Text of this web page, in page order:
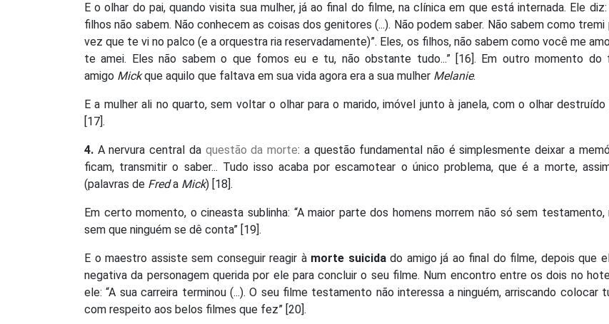
E o olhar do pai, quando visita sua mulher, já ao final do filme, na clínica em que está internada. Ele diz:
filhos não sabem. Não conhecem as coisas dos genitores (...). Não podem saber. Não sabem como tremi
vez que te vi no palco (e a orquestra ria reservadamente)”. Eles, os filhos, não sabem como você me
te amei. Eles não sabem o que fomos eu e tu, não obstante tudo...” [16]. Em outro momento do
amigo Mickque aquilo que faltava em sua vida agora era a sua mulher Melanie.
E a mulher ali no quarto, sem voltar o olhar para o marido, imóvel junto à janela, com o olhar
[17].
4. A nervura central da questão da morte: a questão fundamental não é simplesmente deixar a
ficam, transmitir o saber... Tudo isso acaba por escamotear o único problema, que é a morte,
(palavras de Freda Mick) [18].
Em certo momento, o cineasta sublinha: “A maior parte dos homens morrem não só sem testamento,
sem que ninguém se dê conta” [19].
E o maestro assiste sem conseguir reagir à morte suicidado amigo já ao final do filme, depois que
negativa da personagem querida por ele para concluir o seu filme. Num encontro entre os dois no
ele: “A sua carreira terminou (...). O seu filme testamento não interessa a ninguém, arriscando colocar
com respeito aos belos filmes que fez” [20].